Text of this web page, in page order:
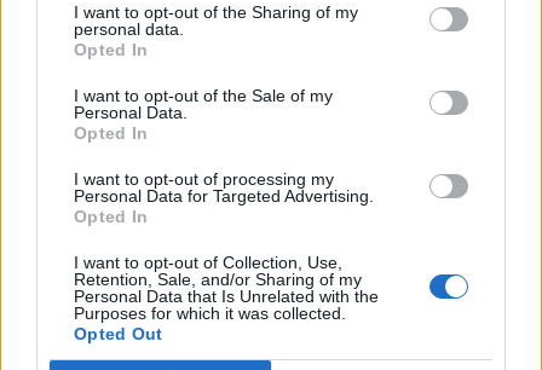
I want to opt-out of the Sharing of my
personal data.
Opted In
I want to opt-out of the Sale of my
Personal Data.
Opted In
I want to opt-out of processing my
Personal Data for Targeted Advertising.
Opted In
I want to opt-out of Collection, Use,
Retention, Sale, and/or Sharing of my
Personal Data that Is Unrelated with the
Purposes for which it was collected.
Opted Out
regisztrációhoz kötött.
Portfolio.hu teljes cikkarchívum
Kötéslisták: BÉT elmúlt 2 év napon belüli
MÁR ELŐFIZETŐNK VAGY?BEJELENTKEZÉS